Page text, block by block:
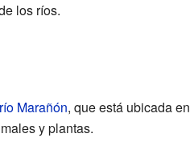
los ríos.
río Marañón, que está ubicada en
y plantas.